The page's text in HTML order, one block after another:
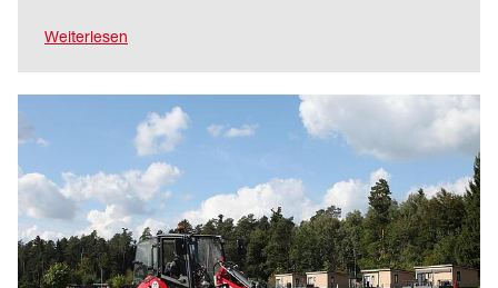
Weiterlesen